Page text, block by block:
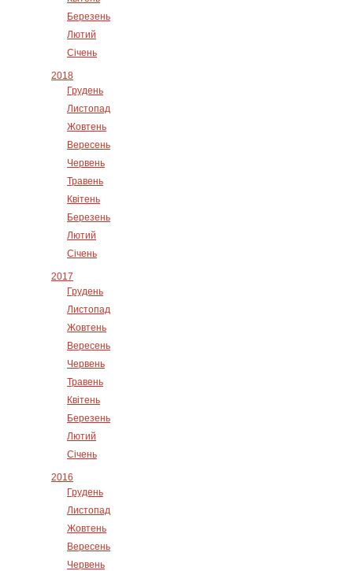
Березень
Лютий
Січень
2018
Грудень
Листопад
Жовтень
Вересень
Червень
Травень
Квітень
Березень
Лютий
Січень
2017
Грудень
Листопад
Жовтень
Вересень
Червень
Травень
Квітень
Березень
Лютий
Січень
2016
Грудень
Листопад
Жовтень
Вересень
Червень